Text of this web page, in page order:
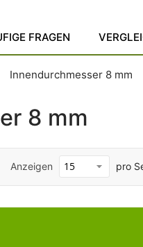
FRAGEN
Innendurchmesser 8 mm
8 mm
Anzeigen pro